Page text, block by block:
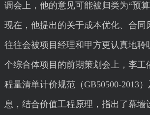
调会上，他的意见可能被归类为“预
现在，他提出的关于成本优化、合同
往往会被项目经理和甲方更认真地聆
个综合体项目的前期策划会上，李工
程量清单计价规范（GB50500-2013
息，结合价值工程原理，指出了幕墙